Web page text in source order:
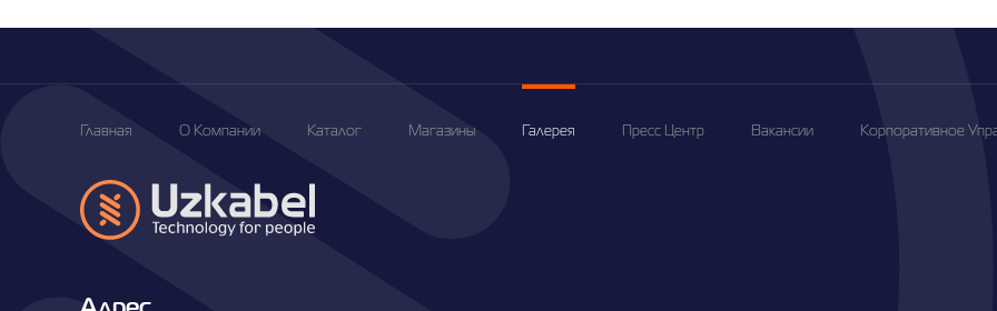
Вакансии
Корпоративное
Главная О Компании Каталог Магазины Галерея Пресс Центр Вакансии Корпоративное